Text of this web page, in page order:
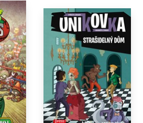
Zahraniční literatura Zdraví a životní styl
Všechny tituly